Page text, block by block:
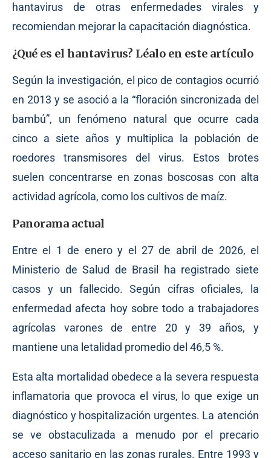
hantavirus de otras enfermedades virales y
recomiendan mejorar la capacitación diagnóstica.
¿Qué es el hantavirus? Léalo en este artículo
Según la investigación, el pico de contagios ocurrió
en 2013 y se asoció a la “floración sincronizada del
bambú”, un fenómeno natural que ocurre cada
cinco a siete años y multiplica la población de
roedores transmisores del virus. Estos brotes
suelen concentrarse en zonas boscosas con alta
actividad agrícola, como los cultivos de maíz.
Panorama actual
Entre el 1 de enero y el 27 de abril de 2026, el
Ministerio de Salud de Brasil ha registrado siete
casos y un fallecido. Según cifras oficiales, la
enfermedad afecta hoy sobre todo a trabajadores
agrícolas varones de entre 20 y 39 años, y
mantiene una letalidad promedio del 46,5 %.
Esta alta mortalidad obedece a la severa respuesta
inflamatoria que provoca el virus, lo que exige un
diagnóstico y hospitalización urgentes. La atención
se ve obstaculizada a menudo por el precario
acceso sanitario en las zonas rurales. Entre 1993 y